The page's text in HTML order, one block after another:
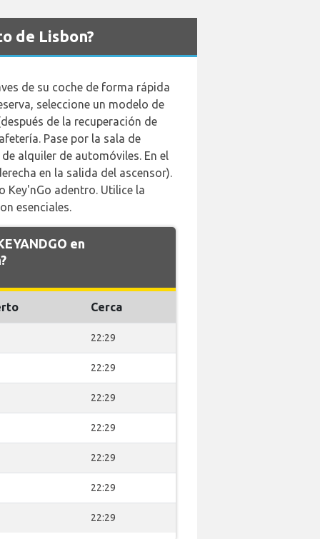
de Lisbon?
de su coche de forma rápida
seleccione un modelo de
de la recuperación de
Pase por la sala de
alquiler de automóviles. En el
en la salida del ascensor).
Key'nGo adentro. Utilice la
esenciales.
en
Cerca
22:29
22:29
22:29
22:29
22:29
22:29
22:29